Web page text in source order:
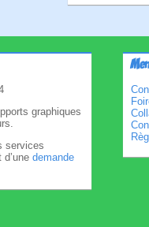
graphiques
services
demande